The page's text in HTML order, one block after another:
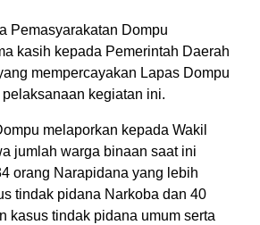
Pemasyarakatan Dompu
kasih kepada Pemerintah Daerah
mempercayakan Lapas Dompu
kegiatan ini.
melaporkan kepada Wakil
jumlah warga binaan saat ini
orang Narapidana yang lebih
tindak pidana Narkoba dan 40
kasus tindak pidana umum serta